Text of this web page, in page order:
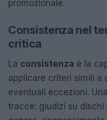
promozionale.
Consistenza nel
critica
La consistenza è la
applicare criteri simili a
eventuali eccezioni.
tracce: giudizi su dischi